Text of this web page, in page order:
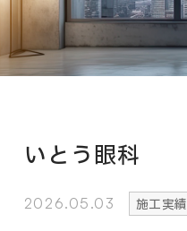
いとう眼科
2026.05.03 施工実績